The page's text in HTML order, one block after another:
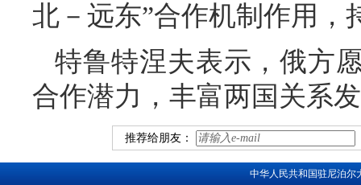
北－远东”合作机制作用，
特鲁特涅夫表示，俄方
合作潜力，丰富两国关系
推荐给朋友：
中华人民共和国驻尼泊尔